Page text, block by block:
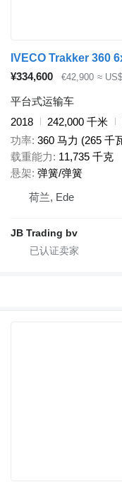
IVECO Trakker 360
¥334,600
€42,900 ≈
平台式运输车
2018
242,000 千米
功率 360 马力 (265 千
载重能力
11,735 千克
悬架 弹簧/弹簧
荷兰, Ede
JB Trading bv